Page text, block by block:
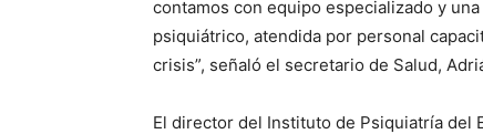
contamos con equipo especializado y
psiquiátrico, atendida por personal
crisis”, señaló el secretario de Salud,
El director del Instituto de Psiquiatría del